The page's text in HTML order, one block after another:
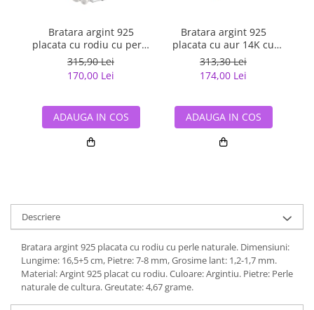
Bratara argint 925
placata cu rodiu cu perle
naturale
315,90 Lei
170,00 Lei
ADAUGA IN COS
Bratara argint 925
placata cu aur 14K cu
perle naturale
313,30 Lei
174,00 Lei
ADAUGA IN COS
Descriere
Bratara argint 925 placata cu rodiu cu perle naturale. Dimensiuni:
Lungime: 16,5+5 cm, Pietre: 7-8 mm, Grosime lant: 1,2-1,7 mm.
Material: Argint 925 placat cu rodiu. Culoare: Argintiu. Pietre: Perle
naturale de cultura. Greutate: 4,67 grame.